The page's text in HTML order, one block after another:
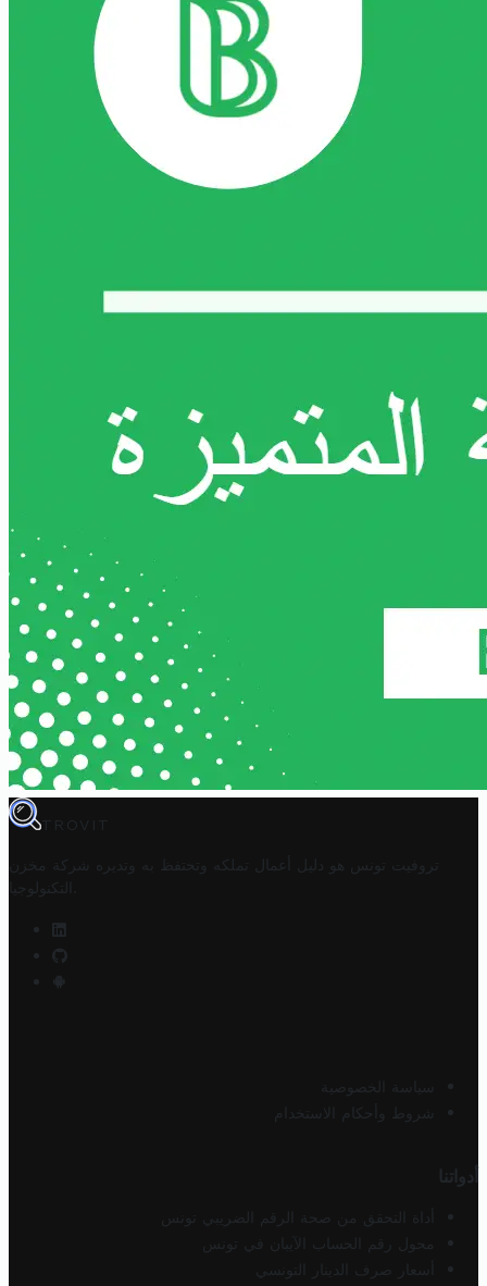
TROVIT
تروفيت تونس هو دليل أعمال تملكه وتحتفظ به وتديره
شركة مخزن
التكنولوجيا
سياسة الخصوصية
شروط وأحكام الاستخدام
أدواتنا
أداة التحقق من صحة الرقم الضريبي تونس
محول رقم الحساب الآيبان في تونس
أسعار صرف الدينار التونسي